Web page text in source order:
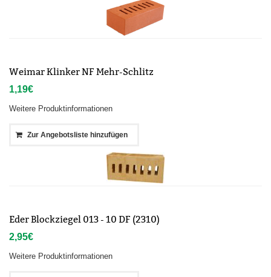
Weimar Klinker NF Mehr-Schlitz
1,19€
Weitere Produktinformationen
Zur Angebotsliste hinzufügen
Eder Blockziegel 013 - 10 DF (2310)
2,95€
Weitere Produktinformationen